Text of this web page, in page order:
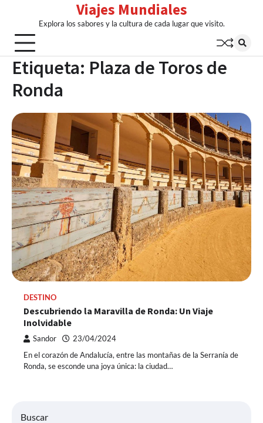
content
Viajes Mundiales
Explora los sabores y la cultura de cada lugar que visito.
Etiqueta: Plaza de Toros de
Ronda
DESTINO
Descubriendo la Maravilla de Ronda: Un Viaje
Inolvidable
Sandor 23/04/2024
En el corazón de Andalucía, entre las montañas de la Serranía de
Ronda, se esconde una joya única: la ciudad…
Buscar